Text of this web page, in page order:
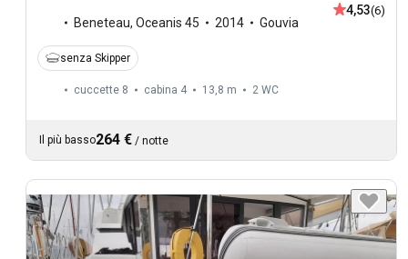
Beneteau, Oceanis 45 2014 Gouvia
4,53(6)
senza Skipper
cuccette 8 cabina 4 13,8 m 2 WC
Il più basso264 € / notte